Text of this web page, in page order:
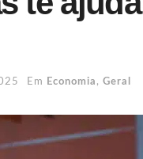
Em Economia , Geral